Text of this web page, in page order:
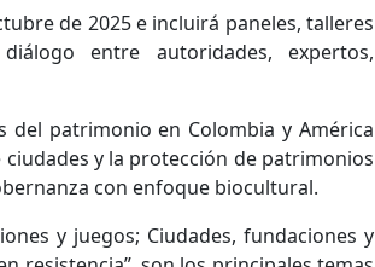
de 2025 e incluirá paneles, talleres
entre autoridades, expertos,
patrimonio en Colombia y América
y la protección de patrimonios
con enfoque biocultural.
y juegos; Ciudades, fund​aciones y